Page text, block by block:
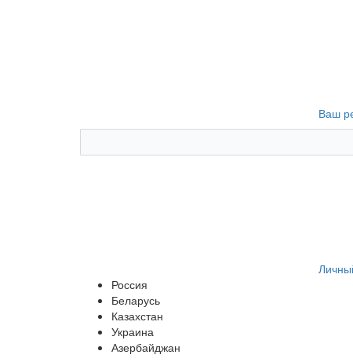
Ваш
Россия
Беларусь
Казахстан
Украина
Азербайджан